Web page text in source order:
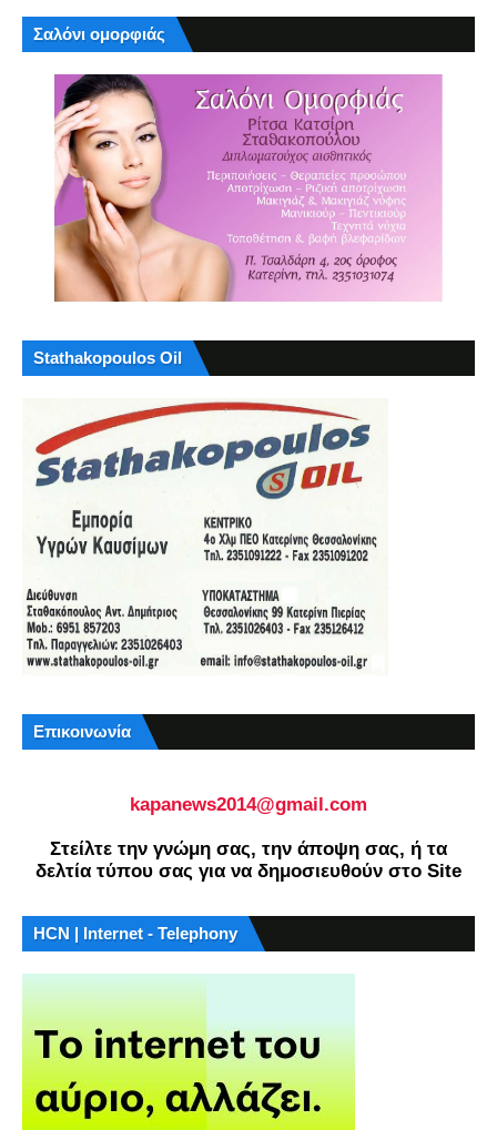
Σαλόνι ομορφιάς
Stathakopoulos Oil
Επικοινωνία
kapanews2014@gmail.com
Στείλτε την γνώμη σας, την άποψη σας, ή τα
δελτία τύπου σας για να δημοσιευθούν στο Site
HCN | Internet - Telephony